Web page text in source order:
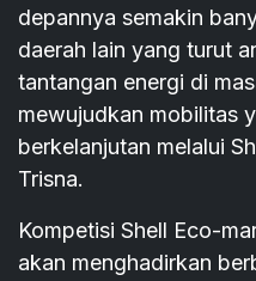
depannya semakin
daerah lain yang turut
tantangan energi di
mewujudkan mobilitas
berkelanjutan melalui
Trisna.
Kompetisi Shell Eco-
akan menghadirkan